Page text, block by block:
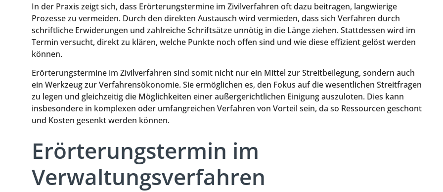
In der Praxis zeigt sich, dass Erörterungstermine im Zivilverfahren oft dazu beitragen, langwierige
Prozesse zu vermeiden. Durch den direkten Austausch wird vermieden, dass sich Verfahren durch
schriftliche Erwiderungen und zahlreiche Schriftsätze unnötig in die Länge ziehen. Stattdessen wird im
Termin versucht, direkt zu klären, welche Punkte noch offen sind und wie diese effizient gelöst werden
können.
Erörterungstermine im Zivilverfahren sind somit nicht nur ein Mittel zur Streitbeilegung, sondern auch
ein Werkzeug zur Verfahrensökonomie. Sie ermöglichen es, den Fokus auf die wesentlichen Streitfragen
zu legen und gleichzeitig die Möglichkeiten einer außergerichtlichen Einigung auszuloten. Dies kann
insbesondere in komplexen oder umfangreichen Verfahren von Vorteil sein, da so Ressourcen geschont
und Kosten gesenkt werden können.
Erörterungstermin im
Verwaltungsverfahren